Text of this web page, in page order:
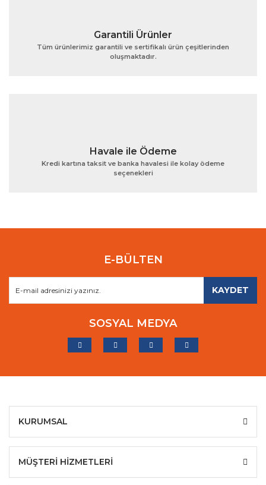
Gönder
Garantili Ürünler
Tüm ürünlerimiz garantili ve sertifikalı ürün çeşitlerinden
oluşmaktadır.
Havale ile Ödeme
Kredi kartına taksit ve banka havalesi ile kolay ödeme
seçenekleri
E-BÜLTEN
KAYDET
SOSYAL MEDYA
KURUMSAL
MÜŞTERİ HİZMETLERİ